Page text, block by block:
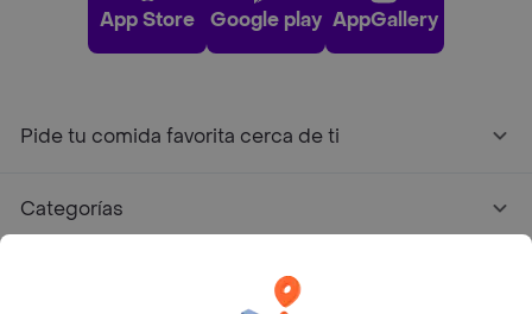
App Store Google play AppGallery
Pide tu comida favorita cerca de ti
Categorías